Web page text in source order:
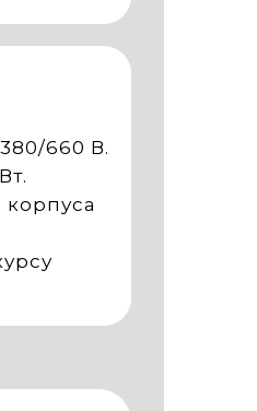
660 В.